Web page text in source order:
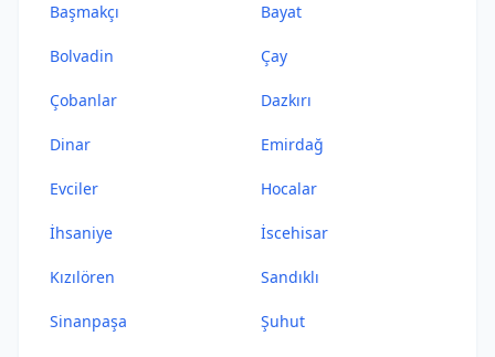
Başmakçı Bayat
Bolvadin Çay
Çobanlar Dazkırı
Dinar Emirdağ
Evciler Hocalar
İhsaniye İscehisar
Kızılören Sandıklı
Sinanpaşa Şuhut